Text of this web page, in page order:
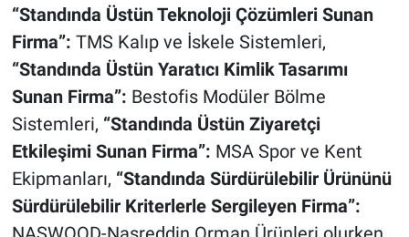
“Standında Üstün Teknoloji Çözümleri Sunan
Firma”: TMS Kalıp ve İskele Sistemleri,
“Standında Üstün Yaratıcı Kimlik Tasarımı
Sunan Firma”: Bestofis Modüler Bölme
Sistemleri, “Standında Üstün Ziyaretçi
Etkileşimi Sunan Firma”: MSA Spor ve Kent
Ekipmanları, “Standında Sürdürülebilir Ürününü
Sürdürülebilir Kriterlerle Sergileyen Firma”: